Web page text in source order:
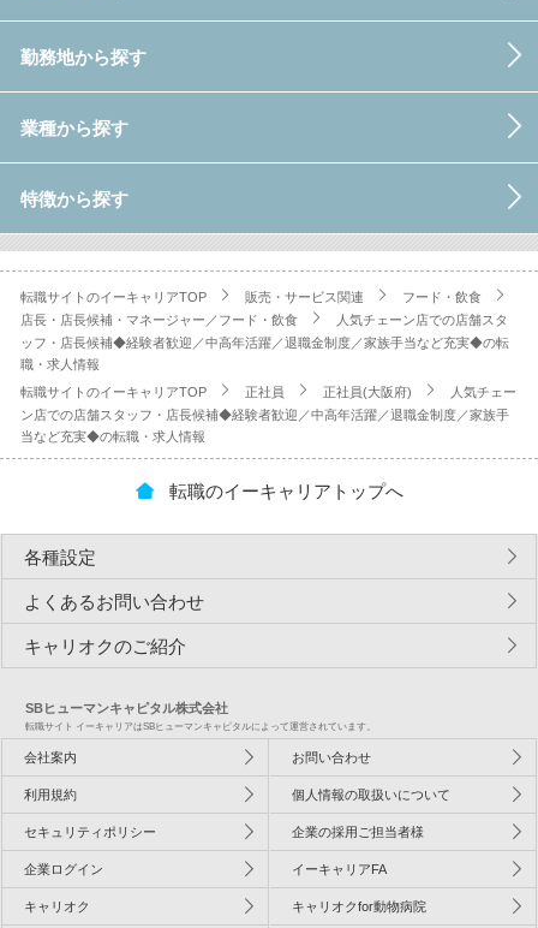
勤務地から探す
業種から探す
特徴から探す
転職サイトのイーキャリアTOP 販売・サービス関連
フード・飲食
店長・店長候補・マネージャー／フード・飲食
人気チェーン店での店舗スタ
ッフ・店長候補◆経験者歓迎／中高年活躍／退職金制度／家族手当など充実◆の転
職・求人情報
転職サイトのイーキャリアTOP
正社員 正社員(大阪府)
人気チェー
ン店での店舗スタッフ・店長候補◆経験者歓迎／中高年活躍／退職金制度／家族手
当など充実◆の転職・求人情報
転職のイーキャリアトップへ
各種設定
よくあるお問い合わせ
キャリオクのご紹介
SBヒューマンキャピタル株式会社
転職サイト イーキャリアはSBヒューマンキャピタルによって運営されています。
会社案内 お問い合わせ
利用規約 個人情報の取扱いについて
セキュリティポリシー 企業の採用ご担当者様
企業ログイン イーキャリアFA
キャリオク キャリオクfor動物病院